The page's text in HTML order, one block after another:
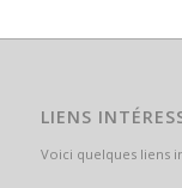
LIENS
Voici quelques liens